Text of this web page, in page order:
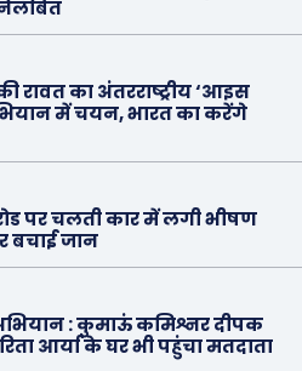
का अंतरराष्ट्रीय ‘आइस
में चयन, भारत का करेंगे
रोड पर चलती कार में लगी भीषण
जान
: कुमाऊं कमिश्नर दीपक
आर्या के घर भी पहुंचा मतदाता